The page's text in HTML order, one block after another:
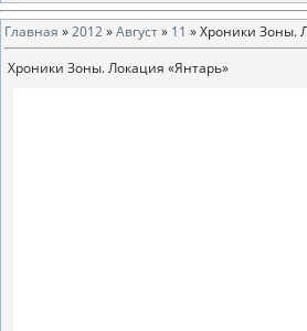
Главная »2012»Август» 11 » Хроники Зоны.
Хроники Зоны. Локация «Янтарь»